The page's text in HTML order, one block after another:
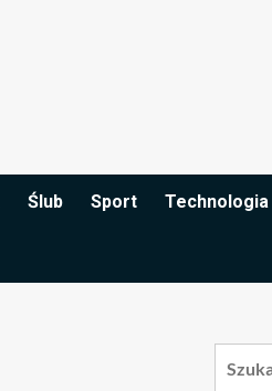
Ślub Sport Technologia